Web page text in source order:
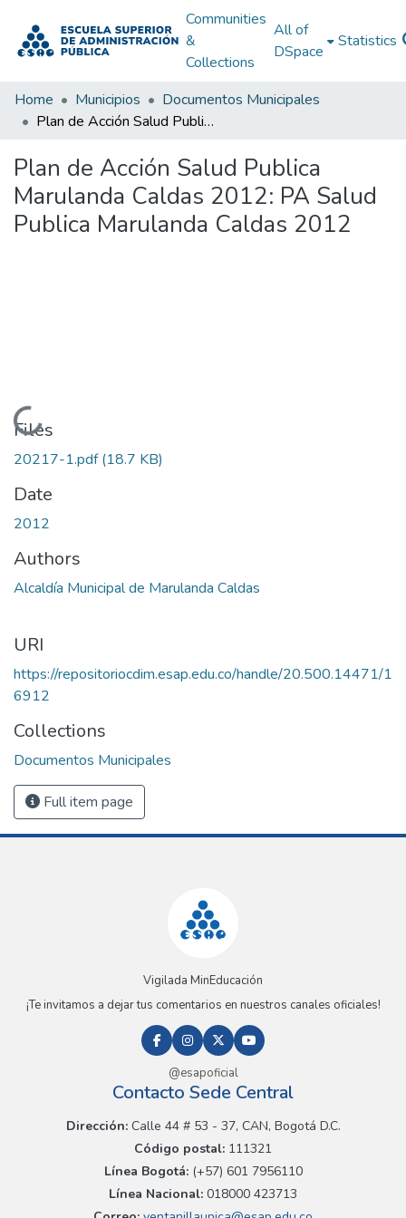
Communities
&
Collections
All of
DSpace
Statistics
Home Municipios
Documentos Municipales
Plan de Acción Salud Publica Marulanda Caldas 2012: PA Salud Publica Marulanda Caldas 2012
Plan de Acción Salud Publica
Marulanda Caldas 2012: PA Salud
Publica Marulanda Caldas 2012
Loading...
Files
20217-1.pdf(18.7 KB)
Date
2012
Authors
Alcaldía Municipal de Marulanda Caldas
URI
https://repositoriocdim.esap.edu.co/handle/20.500.14471/1
6912
Collections
Documentos Municipales
Full item page
Vigilada MinEducación
¡Te invitamos a dejar tus comentarios en nuestros canales oficiales!
@esapoficial
Contacto Sede Central
Dirección:Calle 44 # 53 - 37, CAN, Bogotá D.C.
Código postal: 111321
Línea Bogotá:(+57) 601 7956110
Línea Nacional: 018000 423713